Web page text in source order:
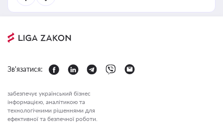
Зв'язатися:
забезпечує український бізнес
інформацією, аналітикою та
технологічними рішеннями для
ефективної та безпечної роботи.